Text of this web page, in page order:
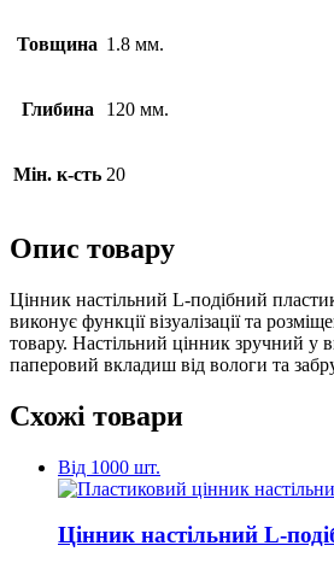
Товщина 1.8 мм.
Глибина 120 мм.
Мін. к-сть 20
Опис товару
Цінник настільний L-подібний
виконує функції візуалізації та
товару. Настільний цінник зручний у
паперовий вкладиш від вологи та
Схожі товари
Від 1000 шт.
Цінник настільний L-